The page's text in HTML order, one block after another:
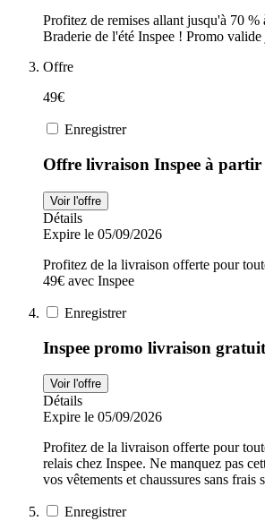
Profitez de remises allant jusqu'à 70 %
Braderie de l'été Inspee ! Promo
Offre
49€
Enregistrer
Offre livraison Inspee à partir
Voir l'offre
Détails
Expire le 05/09/2026
Profitez de la livraison offerte pour
49€ avec Inspee
Enregistrer
Inspee promo livraison
Voir l'offre
Détails
Expire le 05/09/2026
Profitez de la livraison offerte pour
relais chez Inspee. Ne manquez pas
vos vêtements et chaussures sans frais
Enregistrer